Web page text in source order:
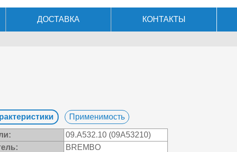
ДОСТАВКА КОНТАКТЫ
Применимость
09.A532.10 (09A53210)
BREMBO